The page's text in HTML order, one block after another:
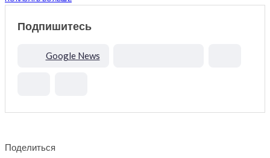
Подпишитесь
Google News
Поделиться